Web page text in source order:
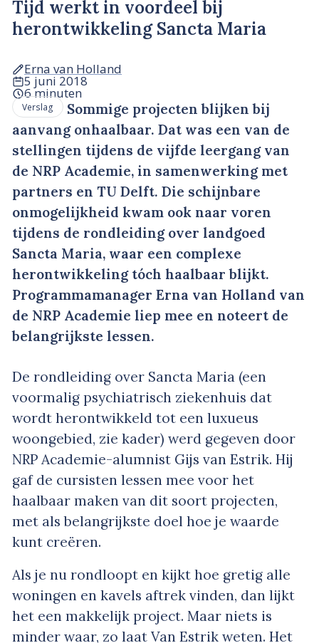
Tijd werkt in voordeel bij
herontwikkeling Sancta Maria
Erna van Holland
5 juni 2018
6 minuten
Verslag
Sommige projecten blijken bij
aanvang onhaalbaar. Dat was een van de
stellingen tijdens de vijfde leergang van
de NRP Academie, in samenwerking met
partners en TU Delft. Die schijnbare
onmogelijkheid kwam ook naar voren
tijdens de rondleiding over landgoed
Sancta Maria, waar een complexe
herontwikkeling tóch haalbaar blijkt.
Programmamanager Erna van Holland van
de NRP Academie liep mee en noteert de
belangrijkste lessen.
De rondleiding over Sancta Maria (een
voormalig psychiatrisch ziekenhuis dat
wordt herontwikkeld tot een luxueus
woongebied, zie kader) werd gegeven door
NRP Academie-alumnist Gijs van Estrik. Hij
gaf de cursisten lessen mee voor het
haalbaar maken van dit soort projecten,
met als belangrijkste doel hoe je waarde
kunt creëren.
Als je nu rondloopt en kijkt hoe gretig alle
woningen en kavels aftrek vinden, dan lijkt
het een makkelijk project. Maar niets is
minder waar, zo laat Van Estrik weten. Het